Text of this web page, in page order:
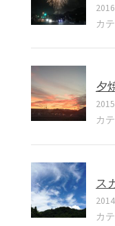
カ
夕
カ
ス
カ